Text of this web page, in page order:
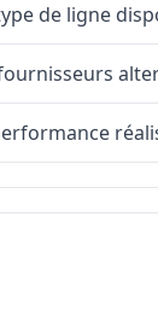
de ligne